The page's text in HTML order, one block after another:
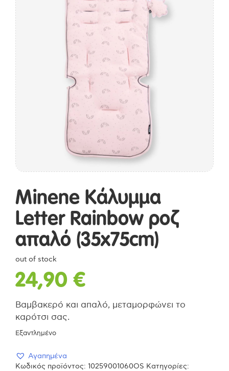
Minene Κάλυμμα
Letter Rainbow ροζ
απαλό (35x75cm)
out of stock
24,90 €
Βαμβακερό και απαλό, μεταμορφώνει το
καρότσι σας.
Εξαντλημένο
Αγαπημένα
Κωδικός προϊόντος: 10259001060OS Κατηγορίες: